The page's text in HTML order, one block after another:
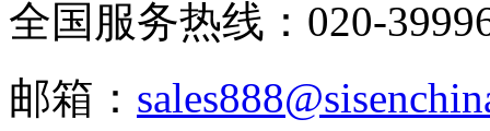
全国服务热线：020-
邮箱：